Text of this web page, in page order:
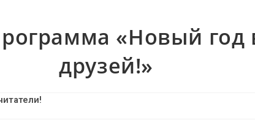
«Новый год
друзей!»